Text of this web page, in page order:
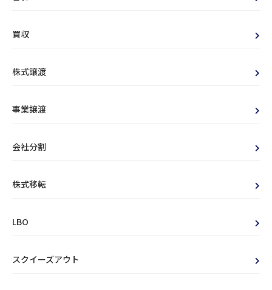
買収
株式譲渡
事業譲渡
会社分割
株式移転
LBO
スクイーズアウト